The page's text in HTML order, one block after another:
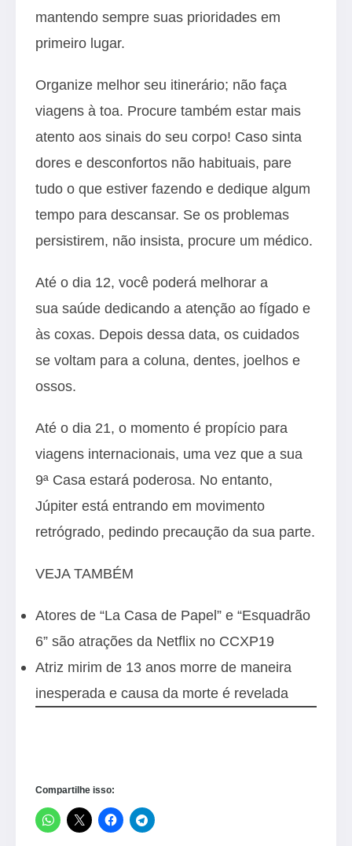
mantendo sempre suas prioridades em
primeiro lugar.
Organize melhor seu itinerário; não faça
viagens à toa. Procure também estar mais
atento aos sinais do seu corpo! Caso sinta
dores e desconfortos não habituais, pare
tudo o que estiver fazendo e dedique algum
tempo para descansar. Se os problemas
persistirem, não insista, procure um médico.
Até o dia 12, você poderá melhorar a
sua saúde dedicando a atenção ao fígado e
às coxas. Depois dessa data, os cuidados
se voltam para a coluna, dentes, joelhos e
ossos.
Até o dia 21, o momento é propício para
viagens internacionais, uma vez que a sua
9ª Casa estará poderosa. No entanto,
Júpiter está entrando em movimento
retrógrado, pedindo precaução da sua parte.
VEJA TAMBÉM
Atores de “La Casa de Papel” e “Esquadrão
6” são atrações da Netflix no CCXP19
Atriz mirim de 13 anos morre de maneira
inesperada e causa da morte é revelada
Compartilhe isso: